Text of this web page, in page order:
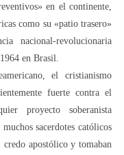
en el continente,
como su «patio trasero»
nacional-revolucionaria
en Brasil.
el cristianismo
fuerte contra el
proyecto soberanista
sacerdotes católicos
apostólico y tomaban